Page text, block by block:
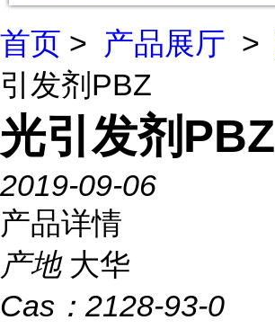
首页 > 产品展厅 >
引发剂PBZ
光引发剂PBZ
2019-09-06
产品详情
产地 大华
Cas： 2128-93-0